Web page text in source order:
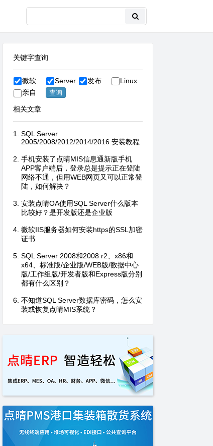
关键字查询
微软 Server 发布
Linux
亲自
相关文章
SQL Server
2005/2008/2012/2014/2016 安装教程
手机安装了点晴MIS信息通新版手机
APP客户端后，登录总是提示正在登陆
网络不通，但用WEB网页又可以正常登
陆，如何解决？
安装点晴OA使用SQL Server什么版本
比较好？是开发版还是企业版
微软IIS服务器如何安装https的SSL加密
证书
SQL Server 2008和2008 r2、x86和
x64、标准版/企业版/WEB版/数据中心
版/工作组版/开发者版和Express版分别
都有什么区别？
不知道SQL Server数据库密码，怎么安
装或恢复点晴MIS系统？